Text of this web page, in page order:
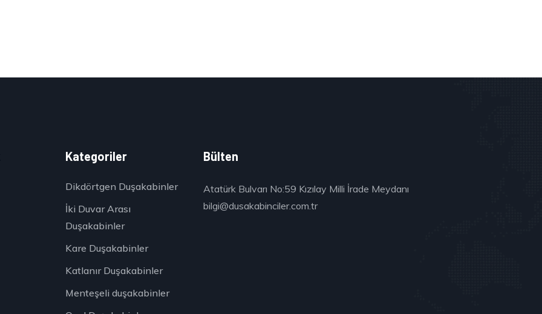
Kategoriler
Dikdörtgen Duşakabinler
İki Duvar Arası
Duşakabinler
Kare Duşakabinler
Katlanır Duşakabinler
Menteşeli duşakabinler
Bülten
Atatürk Bulvarı No:59 Kızılay Milli İrade Meydanı
bilgi@dusakabinciler.com.tr